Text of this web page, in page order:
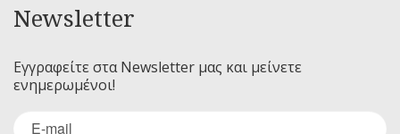
Newsletter
Εγγραφείτε στα Newsletter μας και μείνετε
ενημερωμένοι!